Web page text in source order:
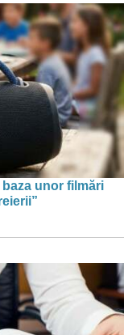
unor filmări